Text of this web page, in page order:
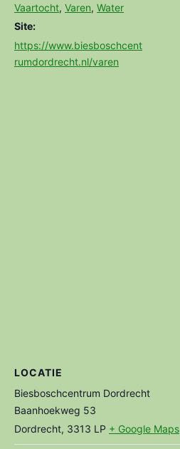
Vaartocht, Varen, Water
Site:
https://www.biesboschcent
rumdordrecht.nl/varen
LOCATIE
Biesboschcentrum Dordrecht
Baanhoekweg 53
Dordrecht, 3313 LP + Google Maps